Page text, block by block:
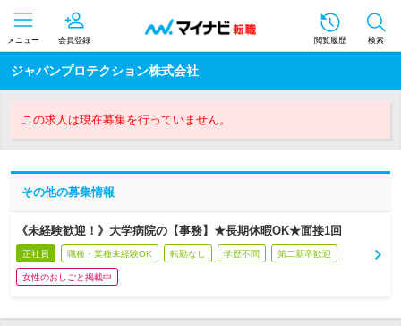
メニュー 会員登録 閲覧履歴 検索
ジャパンプロテクション株式会社
この求人は現在募集を行っていません。
その他の募集情報
《未経験歓迎！》大学病院の【事務】★長期休暇OK★面接1回
正社員 職種・業種未経験OK 転勤なし 学歴不問 第二新卒歓迎
女性のおしごと掲載中